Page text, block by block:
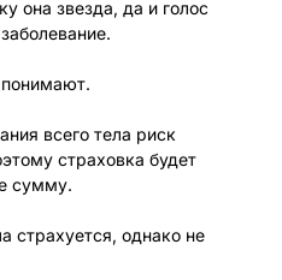
она звезда, да и голос
понимают.
всего тела риск
страховка будет
сумму.
страхуется, однако не